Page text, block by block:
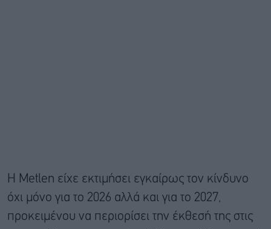
Η Metlen είχε εκτιμήσει εγκαίρως τον κίνδυνο
όχι μόνο για το 2026 αλλά και για το 2027,
προκειμένου να περιορίσει την έκθεσή της στις